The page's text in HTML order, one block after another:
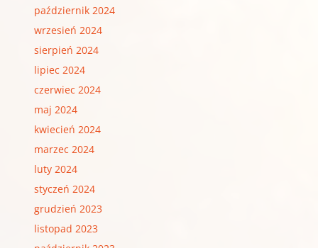
październik 2024
wrzesień 2024
sierpień 2024
lipiec 2024
czerwiec 2024
maj 2024
kwiecień 2024
marzec 2024
luty 2024
styczeń 2024
grudzień 2023
listopad 2023